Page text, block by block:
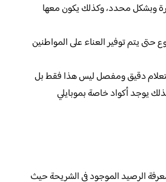
وبشكل محدد، وكذلك يكون معها
يتم توفير العناء على المواطنين
دقيق ومفصل ليس هذا فقط بل
يوجد أكواد خاصة بموبايلي
الرصيد الموجود في الشريحة حيث